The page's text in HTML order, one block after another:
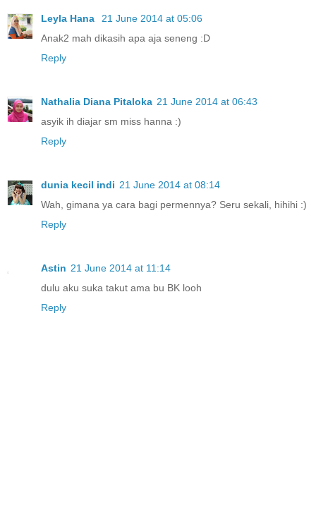
Leyla Hana
21 June 2014 at 05:06
Anak2 mah dikasih apa aja seneng :D
Reply
Nathalia Diana Pitaloka 21 June 2014 at 06:43
asyik ih diajar sm miss hanna :)
Reply
dunia kecil indi 21 June 2014 at 08:14
Wah, gimana ya cara bagi permennya? Seru sekali, hihihi :)
Reply
Astin 21 June 2014 at 11:14
dulu aku suka takut ama bu BK looh
Reply